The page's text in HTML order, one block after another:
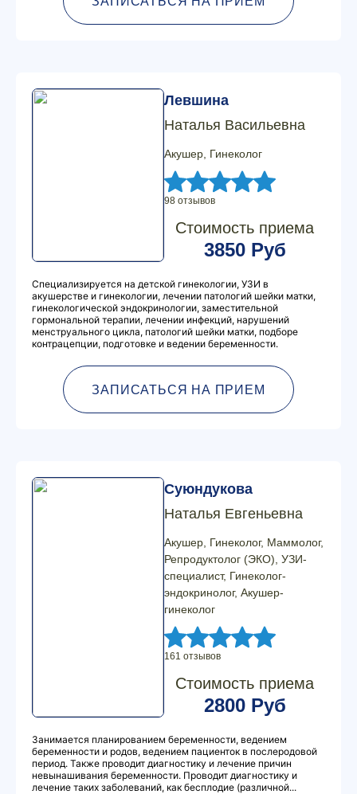
Левшина
Наталья Васильевна
Акушер, Гинеколог
98 отзывов
Стоимость приема
3850 Руб
Специализируется на детской гинекологии, УЗИ в
акушерстве и гинекологии, лечении патологий шейки матки,
гинекологической эндокринологии, заместительной
гормональной терапии, лечении инфекций, нарушений
менструального цикла, патологий шейки матки, подборе
контрацепции, подготовке и ведении беременности.
ЗАПИСАТЬСЯ НА ПРИЕМ
Суюндукова
Наталья Евгеньевна
Акушер, Гинеколог, Маммолог,
Репродуктолог (ЭКО), УЗИ-
специалист, Гинеколог-
эндокринолог, Акушер-
гинеколог
161 отзывов
Стоимость приема
2800 Руб
Занимается планированием беременности, ведением
беременности и родов, ведением пациенток в послеродовой
период. Также проводит диагностику и лечение причин
невынашивания беременности. Проводит диагностику и
лечение таких заболеваний, как бесплодие (различной...